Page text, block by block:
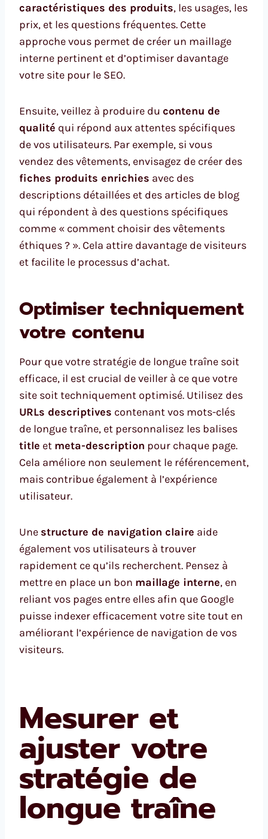
caractéristiques des produits, les usages, les
prix, et les questions fréquentes. Cette
approche vous permet de créer un maillage
interne pertinent et d’optimiser davantage
votre site pour le SEO.
Ensuite, veillez à produire du contenu de
qualité qui répond aux attentes spécifiques
de vos utilisateurs. Par exemple, si vous
vendez des vêtements, envisagez de créer des
fiches produits enrichies avec des
descriptions détaillées et des articles de blog
qui répondent à des questions spécifiques
comme « comment choisir des vêtements
éthiques ? ». Cela attire davantage de visiteurs
et facilite le processus d’achat.
Optimiser techniquement
votre contenu
Pour que votre stratégie de longue traîne soit
efficace, il est crucial de veiller à ce que votre
site soit techniquement optimisé. Utilisez des
URLs descriptives contenant vos mots-clés
de longue traîne, et personnalisez les balises
title et meta-description pour chaque page.
Cela améliore non seulement le référencement,
mais contribue également à l’expérience
utilisateur.
Une structure de navigation claire aide
également vos utilisateurs à trouver
rapidement ce qu’ils recherchent. Pensez à
mettre en place un bon maillage interne, en
reliant vos pages entre elles afin que Google
puisse indexer efficacement votre site tout en
améliorant l’expérience de navigation de vos
visiteurs.
Mesurer et
ajuster votre
stratégie de
longue traîne